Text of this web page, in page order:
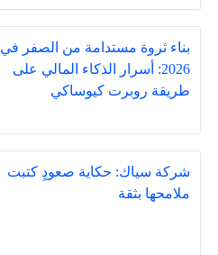
بناء ثروة مستدامة من الصفر في
2026: أسرار الذكاء المالي على
طريقة روبرت كيوساكي
شركة سياك: حكاية صعودٍ كتبت
ملامحها بثقة